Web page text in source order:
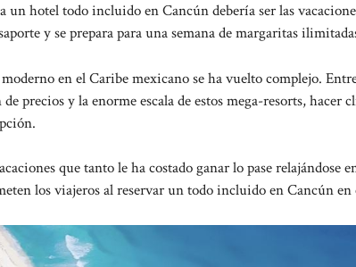
un hotel todo incluido en Cancún debería ser las
y se prepara para una semana de margaritas
en el Caribe mexicano se ha vuelto complejo.
precios y la enorme escala de estos mega-resorts,
que tanto le ha costado ganar lo pase relajándose
los viajeros al reservar un todo incluido en Cancún